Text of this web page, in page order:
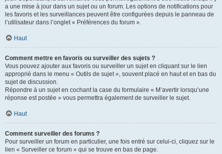
a une mise à jour dans un sujet ou un forum. Les options de notifications pour
les favoris et les surveillances peuvent être configurées depuis le panneau de
l’utilisateur dans l’onglet « Préférences du forum ».
Haut
Comment mettre en favoris ou surveiller des sujets ?
Vous pouvez ajouter aux favoris ou surveiller un sujet en cliquant sur le lien
approprié dans le menu « Outils de sujet », souvent placé en haut et en bas du
sujet de discussion.
Répondre à un sujet en cochant la case du formulaire « M’avertir lorsqu’une
réponse est postée » vous permettra également de surveiller le sujet.
Haut
Comment surveiller des forums ?
Pour surveiller un forum en particulier, une fois entré sur celui-ci, cliquez sur le
lien « Surveiller ce forum » qui se trouve en bas de page.